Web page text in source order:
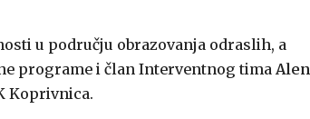
u području obrazovanja odraslih, a
programe i član Interventnog tima Alen
Koprivnica.